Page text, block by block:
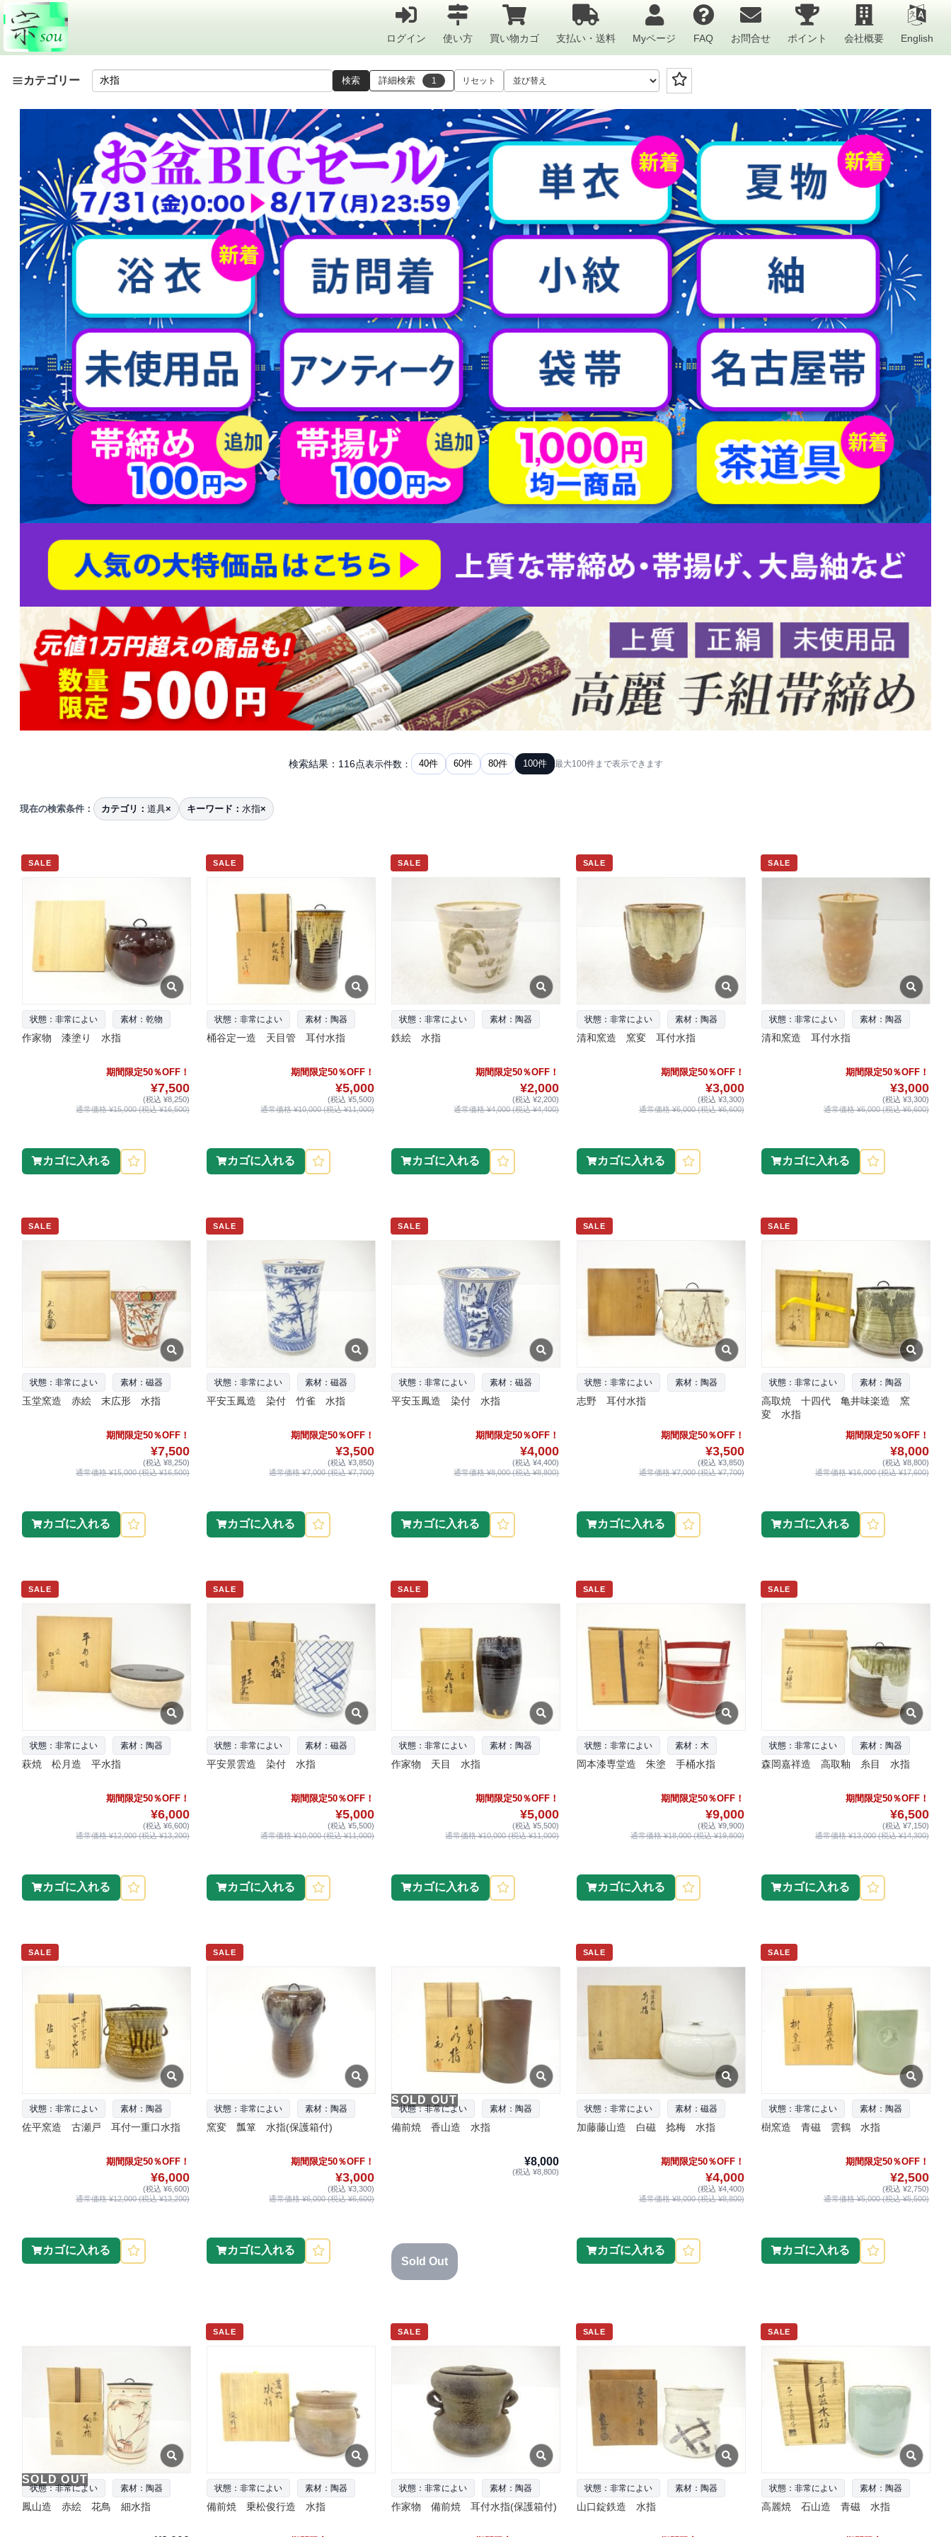
ログイン 使い方 買い物カゴ 支払い・送料 Myページ FAQ お問合せ ポイント 会社概要 English
カテゴリー 検索 詳細検索 1 リセット
検索結果：116点表示件数： 40件 60件 80件 100件 最大100件まで表示できます
現在の検索条件： カテゴリ： 道具× キーワード： 水指×
SALE
状態：非常によい 素材：乾物
作家物 漆塗り 水指
期間限定50％OFF！
¥7,500
(税込 ¥8,250)
通常価格 ¥15,000 (税込 ¥16,500)
カゴに入れる
SALE
状態：非常によい 素材：陶器
桶谷定一造 天目管 耳付水指
期間限定50％OFF！
¥5,000
(税込 ¥5,500)
通常価格 ¥10,000 (税込 ¥11,000)
カゴに入れる
SALE
状態：非常によい 素材：陶器
鉄絵 水指
期間限定50％OFF！
¥2,000
(税込 ¥2,200)
通常価格 ¥4,000 (税込 ¥4,400)
カゴに入れる
SALE
状態：非常によい 素材：陶器
清和窯造 窯変 耳付水指
期間限定50％OFF！
¥3,000
(税込 ¥3,300)
通常価格 ¥6,000 (税込 ¥6,600)
カゴに入れる
SALE
状態：非常によい 素材：陶器
清和窯造 耳付水指
期間限定50％OFF！
¥3,000
(税込 ¥3,300)
通常価格 ¥6,000 (税込 ¥6,600)
カゴに入れる
SALE
状態：非常によい 素材：磁器
玉堂窯造 赤絵 末広形 水指
期間限定50％OFF！
¥7,500
(税込 ¥8,250)
通常価格 ¥15,000 (税込 ¥16,500)
カゴに入れる
SALE
状態：非常によい 素材：磁器
平安玉鳳造 染付 竹雀 水指
期間限定50％OFF！
¥3,500
(税込 ¥3,850)
通常価格 ¥7,000 (税込 ¥7,700)
カゴに入れる
SALE
状態：非常によい 素材：磁器
平安玉鳳造 染付 水指
期間限定50％OFF！
¥4,000
(税込 ¥4,400)
通常価格 ¥8,000 (税込 ¥8,800)
カゴに入れる
SALE
状態：非常によい 素材：陶器
志野 耳付水指
期間限定50％OFF！
¥3,500
(税込 ¥3,850)
通常価格 ¥7,000 (税込 ¥7,700)
カゴに入れる
SALE
状態：非常によい 素材：陶器
高取焼 十四代 亀井味楽造 窯
変 水指
期間限定50％OFF！
¥8,000
(税込 ¥8,800)
通常価格 ¥16,000 (税込 ¥17,600)
カゴに入れる
SALE
状態：非常によい 素材：陶器
萩焼 松月造 平水指
期間限定50％OFF！
¥6,000
(税込 ¥6,600)
通常価格 ¥12,000 (税込 ¥13,200)
カゴに入れる
SALE
状態：非常によい 素材：磁器
平安景雲造 染付 水指
期間限定50％OFF！
¥5,000
(税込 ¥5,500)
通常価格 ¥10,000 (税込 ¥11,000)
カゴに入れる
SALE
状態：非常によい 素材：陶器
作家物 天目 水指
期間限定50％OFF！
¥5,000
(税込 ¥5,500)
通常価格 ¥10,000 (税込 ¥11,000)
カゴに入れる
SALE
状態：非常によい 素材：木
岡本漆専堂造 朱塗 手桶水指
期間限定50％OFF！
¥9,000
(税込 ¥9,900)
通常価格 ¥18,000 (税込 ¥19,800)
カゴに入れる
SALE
状態：非常によい 素材：陶器
森岡嘉祥造 高取釉 糸目 水指
期間限定50％OFF！
¥6,500
(税込 ¥7,150)
通常価格 ¥13,000 (税込 ¥14,300)
カゴに入れる
SALE
状態：非常によい 素材：陶器
佐平窯造 古瀬戸 耳付一重口水指
期間限定50％OFF！
¥6,000
(税込 ¥6,600)
通常価格 ¥12,000 (税込 ¥13,200)
カゴに入れる
SALE
状態：非常によい 素材：陶器
窯変 瓢箪 水指(保護箱付)
期間限定50％OFF！
¥3,000
(税込 ¥3,300)
通常価格 ¥6,000 (税込 ¥6,600)
カゴに入れる
SOLD OUT
状態：非常によい 素材：陶器
備前焼 香山造 水指
¥8,000
(税込 ¥8,800)
Sold Out
SALE
状態：非常によい 素材：磁器
加藤藤山造 白磁 捻梅 水指
期間限定50％OFF！
¥4,000
(税込 ¥4,400)
通常価格 ¥8,000 (税込 ¥8,800)
カゴに入れる
SALE
状態：非常によい 素材：陶器
樹窯造 青磁 雲鶴 水指
期間限定50％OFF！
¥2,500
(税込 ¥2,750)
通常価格 ¥5,000 (税込 ¥5,500)
カゴに入れる
SOLD OUT
状態：非常によい 素材：陶器
鳳山造 赤絵 花鳥 細水指
SALE
状態：非常によい 素材：陶器
備前焼 乗松俊行造 水指
SALE
状態：非常によい 素材：陶器
作家物 備前焼 耳付水指(保護箱付)
SALE
状態：非常によい 素材：陶器
山口錠鉄造 水指
SALE
状態：非常によい 素材：陶器
高麗焼 石山造 青磁 水指